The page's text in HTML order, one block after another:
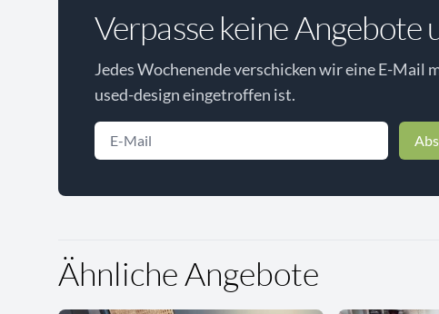
Verpasse keine
Jedes Wochenende verschicken wir eine E-Mail
used-design eingetroffen ist.
Ähnliche Angebote